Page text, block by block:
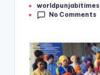
Posted
by
worldpunjabitimes
No Comments